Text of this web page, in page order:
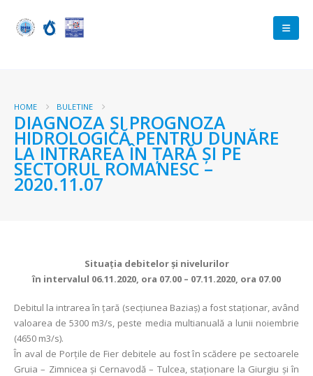
HOME BULETINE
DIAGNOZA ŞI PROGNOZA
HIDROLOGICĂ PENTRU DUNĂRE
LA INTRAREA ÎN ŢARĂ ŞI PE
SECTORUL ROMANESC –
2020.11.07
Situaţia debitelor şi nivelurilor
în intervalul 06.11.2020, ora 07.00 – 07.11.2020, ora 07.00
Debitul la intrarea în ţară (secţiunea Baziaş) a fost staționar, având
valoarea de 5300 m3/s, peste media multianuală a lunii noiembrie
(4650 m3/s).
În aval de Porţile de Fier debitele au fost în scădere pe sectoarele
Gruia – Zimnicea și Cernavodă – Tulcea, staționare la Giurgiu și în